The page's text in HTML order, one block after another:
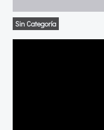
Sin Categoría